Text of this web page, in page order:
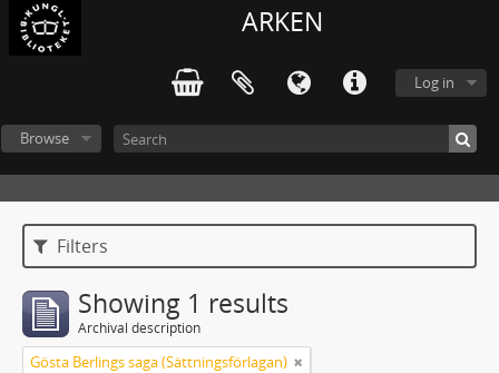
ARKEN
Log in
Browse
Filters
Showing 1 results
Archival description
Gösta Berlings saga (Sättningsförlagan)